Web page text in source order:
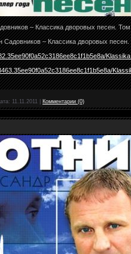
– Классика дворовых песен.
Садовников – Классика дворовых
11.11.2011 Комментарии (0)